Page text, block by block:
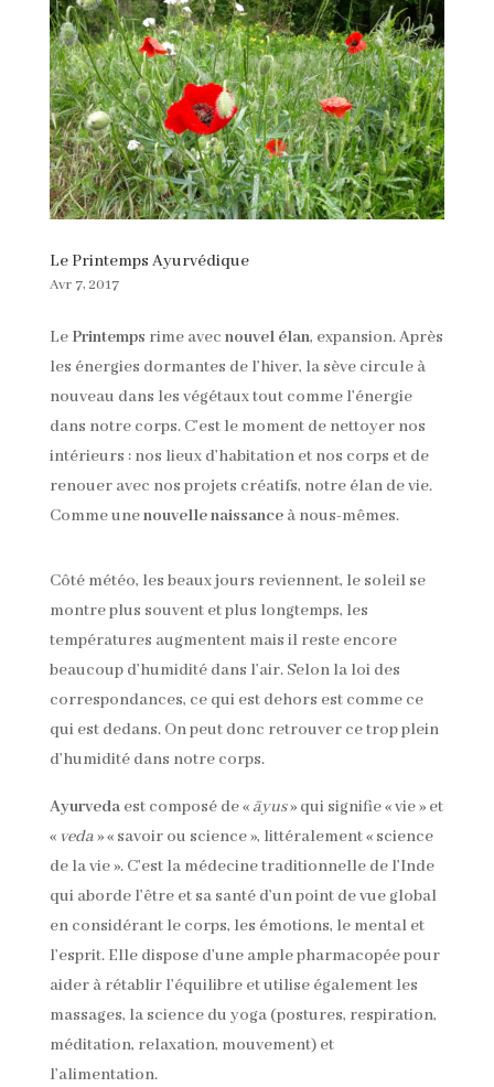
Le Printemps Ayurvédique
Avr 7, 2017
Le Printemps rime avec nouvel élan, expansion. Après
les énergies dormantes de l’hiver, la sève circule à
nouveau dans les végétaux tout comme l’énergie
dans notre corps. C’est le moment de nettoyer nos
intérieurs : nos lieux d’habitation et nos corps et de
renouer avec nos projets créatifs, notre élan de vie.
Comme unenouvelle naissanceà nous-mêmes.
Côté météo, les beaux jours reviennent, le soleil se
montre plus souvent et plus longtemps, les
températures augmentent mais il reste encore
beaucoup d’humidité dans l’air. Selon la loi des
correspondances, ce qui est dehors est comme ce
qui est dedans. On peut donc retrouver ce trop plein
d’humidité dans notre corps.
Ayurvedaest composé de « āyus» qui signifie « vie » et
« veda» « savoir ou science », littéralement « science
de la vie ». C’est la médecine traditionnelle de l’Inde
qui aborde l’être et sa santé d’un point de vue global
en considérant le corps, les émotions, le mental et
l’esprit. Elle dispose d’une ample pharmacopée pour
aider à rétablir l’équilibre et utilise également les
massages, la science du yoga (postures, respiration,
méditation, relaxation, mouvement) et
l’alimentation.